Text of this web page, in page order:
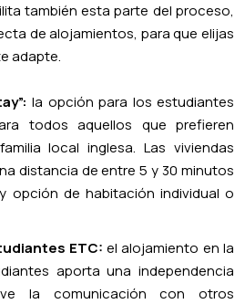
también esta parte del proceso,
de alojamientos, para que elijas
adapte.
la opción para los estudiantes
todos aquellos que prefieren
local inglesa. Las viviendas
distancia de entre 5 y 30 minutos
opción de habitación individual o
ETC:el alojamiento en la
aporta una independencia
la comunicación con otros